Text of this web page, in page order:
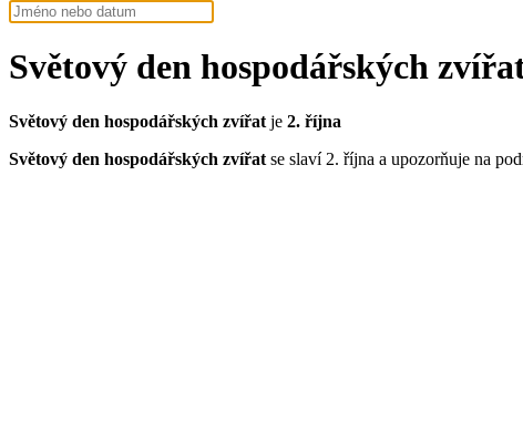
Světový den hospodářských
Světový den hospodářských zvířat je 2. října
Světový den hospodářských zvířat se slaví 2. října a upozorňuje na